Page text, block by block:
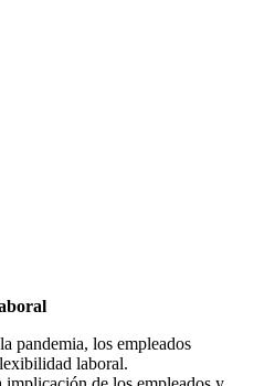
pandemia, los empleados
laboral.